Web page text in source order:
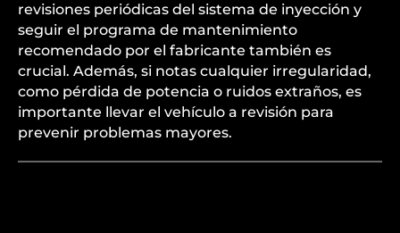
revisiones periódicas del sistema de inyección y
seguir el programa de mantenimiento
recomendado por el fabricante también es
crucial. Además, si notas cualquier irregularidad,
como pérdida de potencia o ruidos extraños, es
importante llevar el vehículo a revisión para
prevenir problemas mayores.